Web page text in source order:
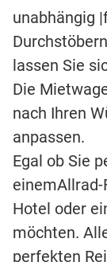
unabhängig
lassen Sie
Die
nach Ihren
anpassen.
Egal ob Sie
einemAllrad-
Hotel oder
möchten.
perfekten